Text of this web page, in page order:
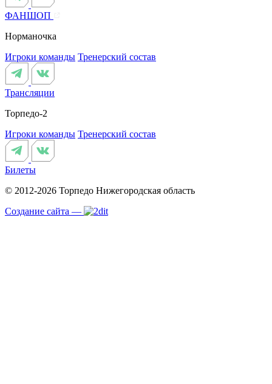
ФАНШОП
Норманочка
Игроки команды Тренерский состав
Трансляции
Торпедо-2
Игроки команды Тренерский состав
Билеты
© 2012-2026 Торпедо Нижегородская область
Создание сайта —